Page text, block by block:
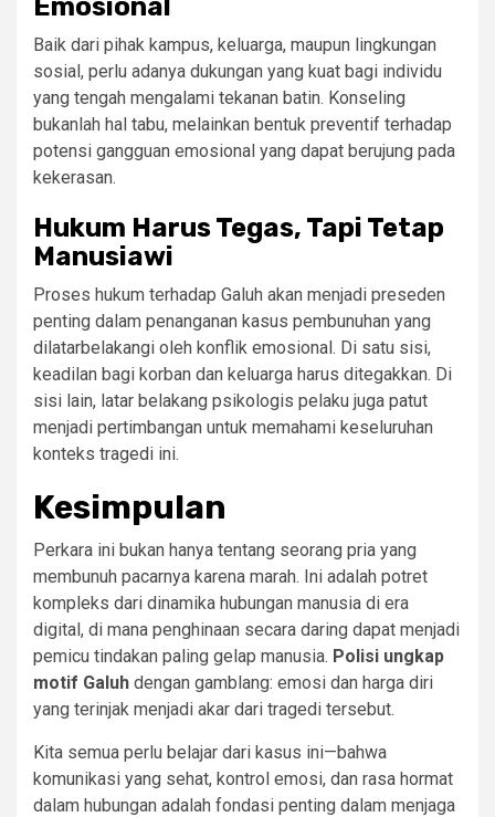
Emosional
Baik dari pihak kampus, keluarga, maupun lingkungan
sosial, perlu adanya dukungan yang kuat bagi individu
yang tengah mengalami tekanan batin. Konseling
bukanlah hal tabu, melainkan bentuk preventif terhadap
potensi gangguan emosional yang dapat berujung pada
kekerasan.
Hukum Harus Tegas, Tapi Tetap
Manusiawi
Proses hukum terhadap Galuh akan menjadi preseden
penting dalam penanganan kasus pembunuhan yang
dilatarbelakangi oleh konflik emosional. Di satu sisi,
keadilan bagi korban dan keluarga harus ditegakkan. Di
sisi lain, latar belakang psikologis pelaku juga patut
menjadi pertimbangan untuk memahami keseluruhan
konteks tragedi ini.
Kesimpulan
Perkara ini bukan hanya tentang seorang pria yang
membunuh pacarnya karena marah. Ini adalah potret
kompleks dari dinamika hubungan manusia di era
digital, di mana penghinaan secara daring dapat menjadi
pemicu tindakan paling gelap manusia. Polisi ungkap
motif Galuh dengan gamblang: emosi dan harga diri
yang terinjak menjadi akar dari tragedi tersebut.
Kita semua perlu belajar dari kasus ini—bahwa
komunikasi yang sehat, kontrol emosi, dan rasa hormat
dalam hubungan adalah fondasi penting dalam menjaga